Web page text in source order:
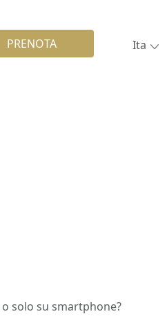
PRENOTA Ita
solo su smartphone?